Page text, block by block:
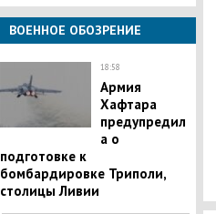
ВОЕННОЕ ОБОЗРЕНИЕ
18:58
Армия
Хафтара
предупредил
а о
подготовке к
бомбардировке Триполи,
столицы Ливии